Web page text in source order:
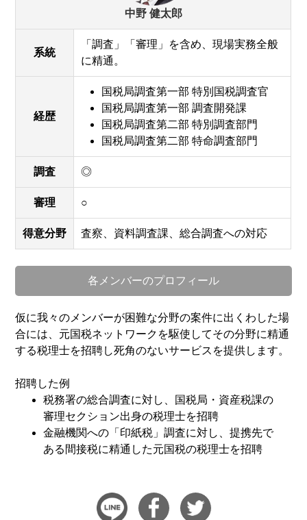
中野 健太郎
系統
「調査」「審理」を含め、現場実務全般
に精通。
経歴
国税局調査第一部 特別国税調査官
国税局調査第一部 調査開発課
国税局調査第二部 特別調査部門
国税局調査第二部 特命調査部門
調査 ◎
審理 ○
得意分野 査察、資料調査課、総合調査への対応
各メンバーのプロフィール
仮に我々のメンバーが困難な分野の案件に出くわした場
合には、元国税ネットワークを駆使してその分野に精通
する税理士を招聘し死角のないサービスを提供します。
招聘した例
税務署の総合調査に対し、国税局・資産税課の
審理セクション出身の税理士を招聘
金融機関への「印紙税」調査に対し、提携先で
ある間接税に精通した元国税の税理士を招聘